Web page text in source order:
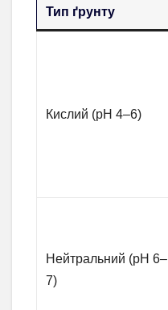
Тип ґрунту
Кислий (pH 4–6)
Нейтральний (pH 6–
7)